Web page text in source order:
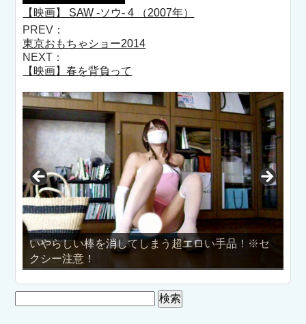
【映画】 SAW -ソウ- 4 （2007年）
PREV：
東京おもちゃショー2014
NEXT：
【映画】春を背負って
いやらしい棒を消してしまう超エロい手品！※セ
クシー注意！